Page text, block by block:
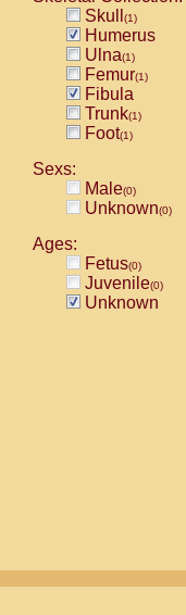
Skull (1)
Humerus
Ulna(1)
Femur(1)
Fibula
Trunk(1)
Foot(1)
Sexs:
Male(0)
Unknown(0)
Ages:
Fetus(0)
Juvenile(0)
Unknown